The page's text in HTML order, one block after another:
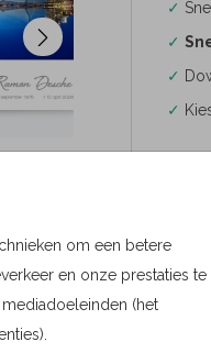
om een betere
en onze prestaties te
(het
✓
✓
✓
✓